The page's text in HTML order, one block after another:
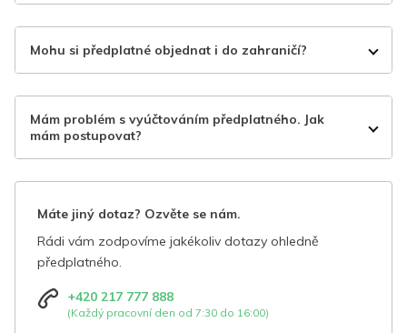
Mohu si předplatné objednat i do zahraničí?
Mám problém s vyúčtováním předplatného. Jak
mám postupovat?
Máte jiný dotaz? Ozvěte se nám.
Rádi vám zodpovíme jakékoliv dotazy ohledně
předplatného.
+420 217 777 888
(Každý pracovní den od 7:30 do 16:00)